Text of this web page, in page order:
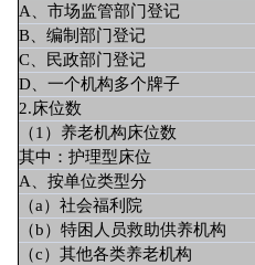
A、市场监管部门登记
B、编制部门登记
C、民政部门登记
D、一个机构多个牌子
2.床位数
（1）养老机构床位数
其中：护理型床位
A、按单位类型分
（a）社会福利院
（b）特困人员救助供养机构
（c）其他各类养老机构